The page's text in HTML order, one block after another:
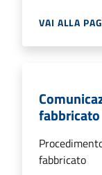
VAI ALLA
fabbricato
fabbricato